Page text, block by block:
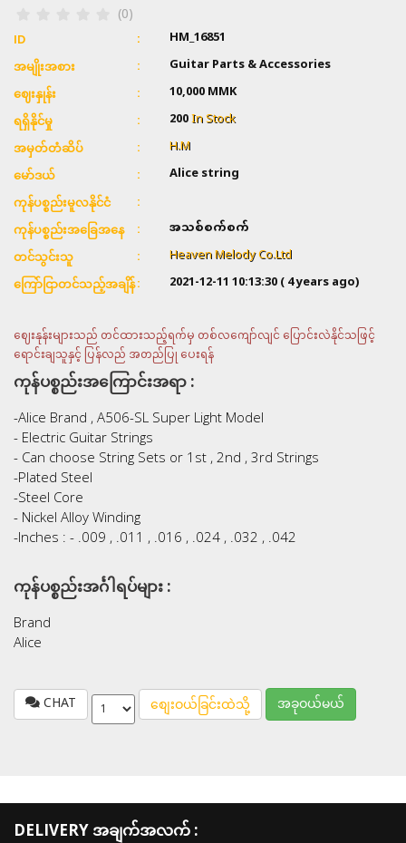
(0)
ID HM_16851
အမျိုးအစား Guitar Parts & Accessories
ဈေးနှုန်း 10,000MMK
ရရှိနိုင်မှု 200In Stock
အမှတ်တံဆိပ် H.M
မော်ဒယ် Alice string
ကုန်ပစ္စည်းမူလနိုင်ငံ
ကုန်ပစ္စည်းအခြေအနေ
အသစ်စက်စက်
တင်သွင်းသူ Heaven Melody Co.Ltd
ကြော်ငြာတင်သည့်အချိန် 2021-12-11 10:13:30( 4 years ago)
ဈေးနုန်းများသည် တင်ထားသည့်ရက်မှ တစ်လကျော်လျင် ပြောင်းလဲနိုင်သဖြင့်
ရောင်းချသူနှင့် ပြန်လည် အတည်ပြု ပေးရန်
ကုန်ပစ္စည်းအကြောင်းအရာ :
-Alice Brand , A506-SL Super Light Model
- Electric Guitar Strings
- Can choose String Sets or 1st , 2nd , 3rd Strings
-Plated Steel
-Steel Core
- Nickel Alloy Winding
-Inches : - .009 , .011 , .016 , .024 , .032 , .042
ကုန်ပစ္စည်းအင်္ဂါရပ်များ :
Brand
Alice
CHAT စျေးဝယ်ခြင်းထဲသို့ အခုဝယ်မယ်
DELIVERY အချက်အလက် :